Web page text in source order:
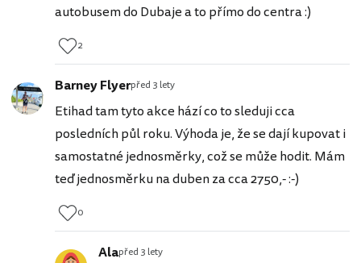
autobusem do Dubaje a to přímo do centra :)
2
Barney Flyerpřed 3 lety
Etihad tam tyto akce hází co to sleduji cca
posledních půl roku. Výhoda je, že se dají kupovat i
samostatné jednosměrky, což se může hodit. Mám
teď jednosměrku na duben za cca 2750,- :-)
0
Alapřed 3 lety